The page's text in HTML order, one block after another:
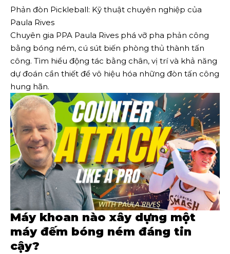
Phản đòn Pickleball: Kỹ thuật chuyên nghiệp của
Paula Rives
Chuyên gia PPA Paula Rives phá vỡ pha phản công
bằng bóng ném, cú sút biến phòng thủ thành tấn
công. Tìm hiểu động tác bằng chân, vị trí và khả năng
dự đoán cần thiết để vô hiệu hóa những đòn tấn công
hung hãn.
Máy khoan nào xây dựng một
máy đếm bóng ném đáng tin
cậy?